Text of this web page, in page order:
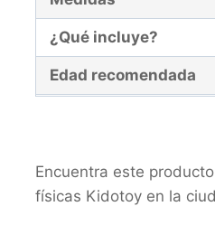
¿Qué incluye?
Edad recomendada
Encuentra este
físicas Kidotoy en la